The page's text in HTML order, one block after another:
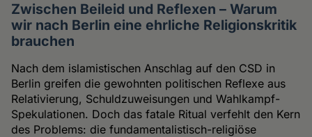
Zwischen Beileid und Reflexen – Warum
wir nach Berlin eine ehrliche Religionskritik
brauchen
Nach dem islamistischen Anschlag auf den CSD in
Berlin greifen die gewohnten politischen Reflexe aus
Relativierung, Schuldzuweisungen und Wahlkampf-
Spekulationen. Doch das fatale Ritual verfehlt den Kern
des Problems: die fundamentalistisch-religiöse